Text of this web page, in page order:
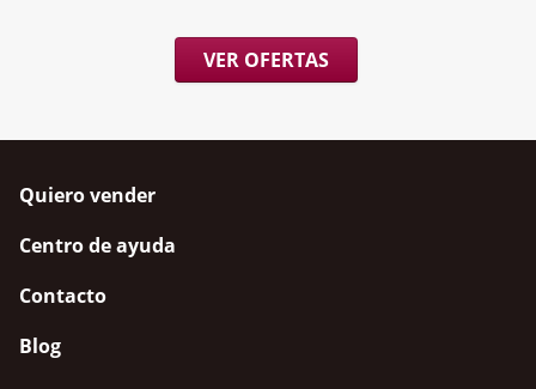
VER OFERTAS
Quiero vender
Centro de ayuda
Contacto
Blog